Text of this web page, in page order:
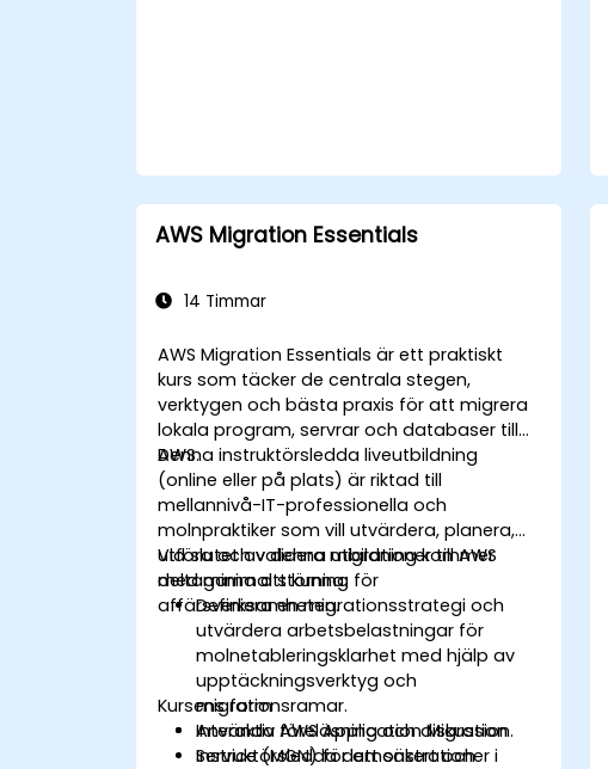
AWS Migration Essentials
14 Timmar
AWS Migration Essentials är ett praktiskt
kurs som täcker de centrala stegen,
verktygen och bästa praxis för att migrera
lokala program, servrar och databaser till
AWS.
Denna instruktörsledda liveutbildning
(online eller på plats) är riktad till
mellannivå-IT-professionella och
molnpraktiker som vill utvärdera, planera,
utföra och validera migrationer till AWS
med minimal störning för
affärsverksamheten.
Vid slutet av denna utbildning kommer
deltagarna att kunna:
Definiera en migrationsstrategi och
utvärdera arbetsbelastningar för
molnetableringsklarhet med hjälp av
upptäckningsverktyg och
migrationsramar.
Använda AWS Application Migration
Service (MGN) för att säkert och
Kursens form
Interaktiv föreläsning och diskussion.
Instruktörsledda demonstrationer i